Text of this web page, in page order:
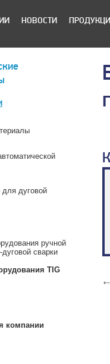
НОВОСТИ
дуговой
ручной
дуговой сварки
TIG
компании